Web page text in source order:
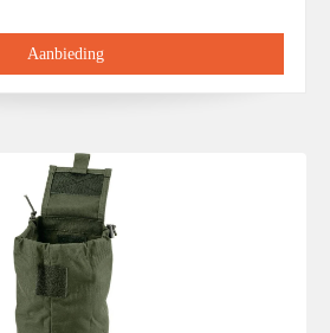
Aanbieding